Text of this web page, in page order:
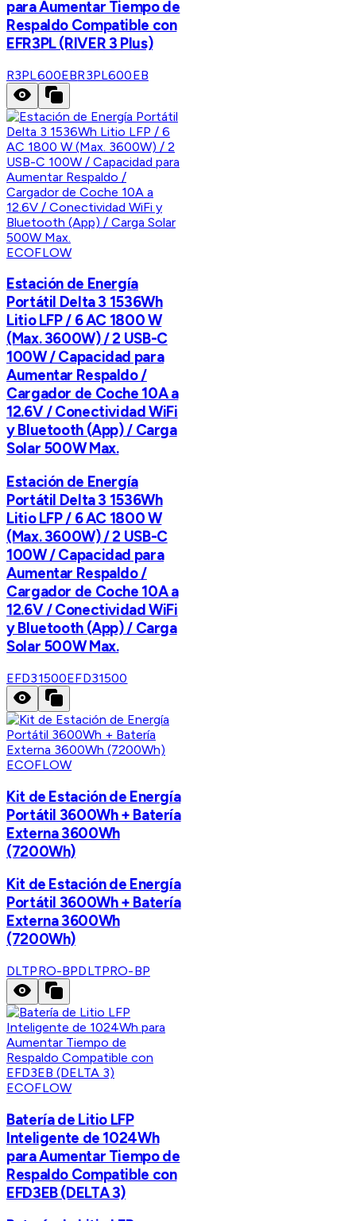
para Aumentar Tiempo de
Respaldo Compatible con
EFR3PL (RIVER 3 Plus)
R3PL600EBR3PL600EB
ECOFLOW
Estación de Energía
Portátil Delta 3 1536Wh
Litio LFP / 6 AC 1800 W
(Max. 3600W) / 2 USB-C
100W / Capacidad para
Aumentar Respaldo /
Cargador de Coche 10A a
12.6V / Conectividad WiFi
y Bluetooth (App) / Carga
Solar 500W Max.
Estación de Energía
Portátil Delta 3 1536Wh
Litio LFP / 6 AC 1800 W
(Max. 3600W) / 2 USB-C
100W / Capacidad para
Aumentar Respaldo /
Cargador de Coche 10A a
12.6V / Conectividad WiFi
y Bluetooth (App) / Carga
Solar 500W Max.
EFD31500EFD31500
ECOFLOW
Kit de Estación de Energía
Portátil 3600Wh + Batería
Externa 3600Wh
(7200Wh)
Kit de Estación de Energía
Portátil 3600Wh + Batería
Externa 3600Wh
(7200Wh)
DLTPRO-BPDLTPRO-BP
ECOFLOW
Batería de Litio LFP
Inteligente de 1024Wh
para Aumentar Tiempo de
Respaldo Compatible con
EFD3EB (DELTA 3)